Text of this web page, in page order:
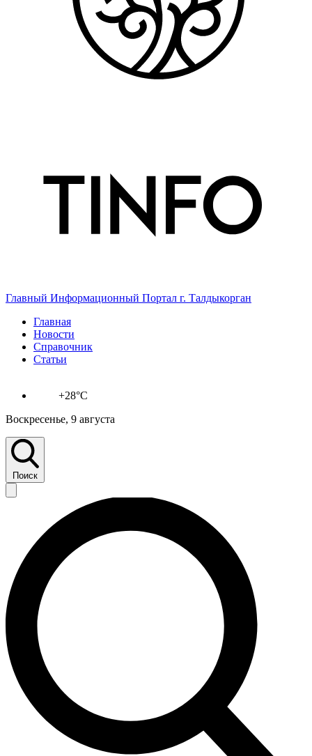
Главный Информационный Портал г. Талдыкорган
Главная
Новости
Справочник
Статьи
+28°C
Воскресенье, 9 августа
Поиск